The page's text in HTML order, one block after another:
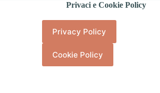
Privaci e Cookie Policy
Privacy Policy
Cookie Policy